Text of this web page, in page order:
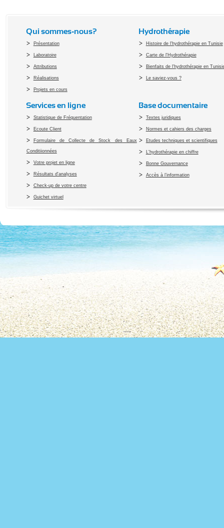
Qui sommes-nous?
Présentation
Laboratoire
Attributions
Réalisations
Projets en cours
Hydrothérapie
Histoire de l'hydrothérapie en Tunisie
Carte de l'Hydrothérapie
Bienfaits de l'hydrothérapie en
Le saviez-vous ?
Services en ligne
Statistique de Fréquentation
Ecoute Client
Formulaire de Collecte de Stock des Eaux
Conditiionnées
Votre projet en ligne
Résultats d'analyses
Check-up de votre centre
Guichet virtuel
Base documentaire
Textes juridiques
Normes et cahiers des charges
Etudes techniques et scientifiques
L'hydrothérapie en chiffre
Bonne Gouvernance
Accès à l’information